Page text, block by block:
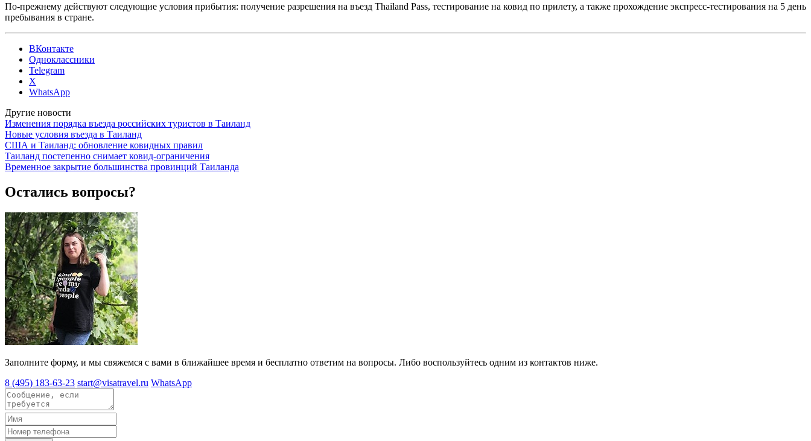
По-прежнему действуют следующие условия прибытия: получение разрешения на въезд Thailand Pass, тестирование на ковид по прилету, а также прохождение экспресс-тестирования на 5 день
пребывания в стране.
ВКонтакте
Одноклассники
Telegram
X
WhatsApp
Другие новости
Изменения порядка въезда российских туристов в Таиланд
Новые условия въезда в Таиланд
США и Таиланд: обновление ковидных правил
Таиланд постепенно снимает ковид-ограничения
Временное закрытие большинства провинций Таиланда
Остались вопросы?
Заполните форму, и мы свяжемся с вами в ближайшее время и бесплатно ответим на вопросы. Либо воспользуйтесь одним из контактов ниже.
8 (495) 183-63-23 start@visatravel.ru WhatsApp